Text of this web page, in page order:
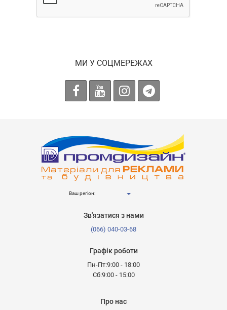
МИ У СОЦМЕРЕЖАХ
Ваш регіон:
Зв'язатися з нами
(066) 040-03-68
Графік роботи
Пн-Пт:9:00 - 18:00
Сб:9:00 - 15:00
Про нас